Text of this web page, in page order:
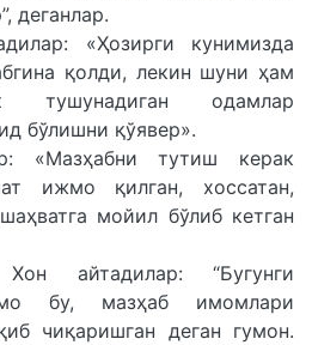
деганлар.
«Ҳозирги кунимизда
қолди, лекин шуни ҳам
тушунадиган одамлар
бўлишни қўявер».
«Мазҳабни тутиш керак
ижмо қилган, хоссатан,
мойил бўлиб кетган
айтадилар: “Бугунги
бу, мазҳаб имомлари
чиқаришган деган гумон.